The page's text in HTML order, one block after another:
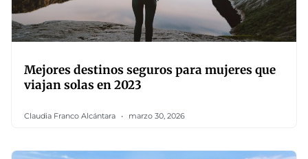
Mejores destinos seguros para mujeres que
viajan solas en 2023
Claudia Franco Alcántara marzo 30, 2026